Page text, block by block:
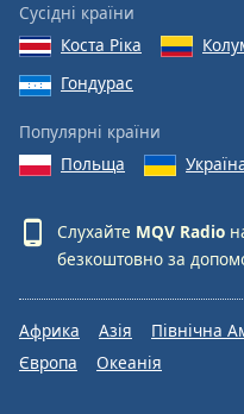
Done
Close
Dialog
dialog
Сусідні країни
Коста Ріка
Гондурас
Популярні країни
Польща
Слухайте MQV Radio
безкоштовно за
Африка Азія Північна
Європа
Океанія